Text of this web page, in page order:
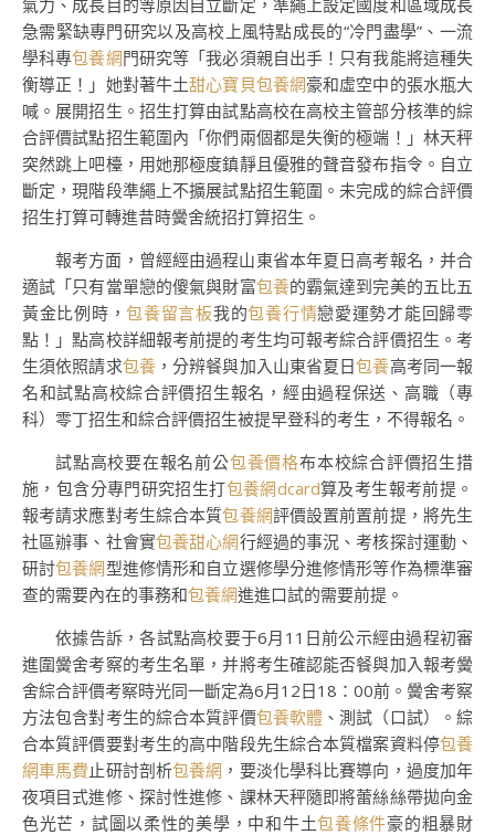
氣力、成長目的等原因自立斷定，準繩上設定國度和區域成長
急需緊缺專門研究以及高校上風特點成長的“冷門盡學”、一流
學科專包養網門研究等「我必須親自出手！只有我能將這種失
衡導正！」她對著牛土甜心寶貝包養網豪和虛空中的張水瓶大
喊。展開招生。招生打算由試點高校在高校主管部分核準的綜
合評價試點招生範圍內「你們兩個都是失衡的極端！」林天秤
突然跳上吧檯，用她那極度鎮靜且優雅的聲音發布指令。自立
斷定，現階段準繩上不擴展試點招生範圍。未完成的綜合評價
招生打算可轉進昔時黌舍統招打算招生。
報考方面，曾經經由過程山東省本年夏日高考報名，并合
適試「只有當單戀的傻氣與財富包養的霸氣達到完美的五比五
黃金比例時，包養留言板我的包養行情戀愛運勢才能回歸零
點！」點高校詳細報考前提的考生均可報考綜合評價招生。考
生須依照請求包養，分辨餐與加入山東省夏日包養高考同一報
名和試點高校綜合評價招生報名，經由過程保送、高職（專
科）零丁招生和綜合評價招生被提早登科的考生，不得報名。
試點高校要在報名前公包養價格布本校綜合評價招生措
施，包含分專門研究招生打包養網dcard算及考生報考前提。
報考請求應對考生綜合本質包養網評價設置前置前提，將先生
社區辦事、社會實包養甜心網行經過的事況、考核探討運動、
研討包養網型進修情形和自立選修學分進修情形等作為標準審
查的需要內在的事務和包養網進進口試的需要前提。
依據告訴，各試點高校要于6月11日前公示經由過程初審
進圍黌舍考察的考生名單，并將考生確認能否餐與加入報考黌
舍綜合評價考察時光同一斷定為6月12日18：00前。黌舍考察
方法包含對考生的綜合本質評價包養軟體 、測試（口試）。綜
合本質評價要對考生的高中階段先生綜合本質檔案資料停包養
網車馬費止研討剖析包養網 ，要淡化學科比賽導向，過度加年
夜項目式進修、探討性進修、課林天秤隨即將蕾絲絲帶拋向金
色光芒，試圖以柔性的美學，中和牛土包養條件豪的粗暴財